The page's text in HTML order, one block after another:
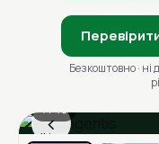
Безкоштовно · ні
‹
1 / 13
Ціна в місяць